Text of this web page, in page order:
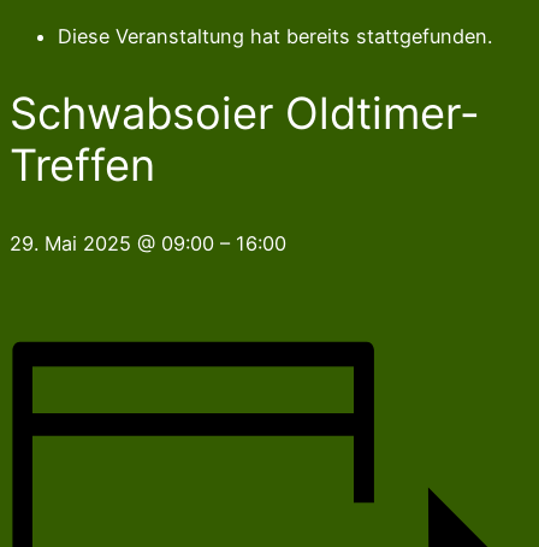
Diese Veranstaltung hat bereits stattgefunden.
Schwabsoier Oldtimer-
Treffen
29. Mai 2025 @ 09:00 – 16:00